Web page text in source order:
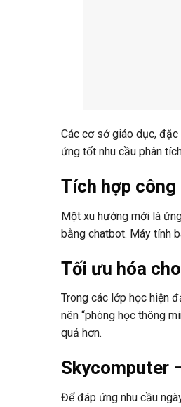
Các cơ sở giáo dục,
ứng tốt nhu cầu phân
Tích hợp
Một xu hướng mới là
bằng chatbot. Máy tính
Tối ưu hóa
Trong các lớp học hiện
nên “phòng học thông
quả hơn.
Skycomputer
Để đáp ứng nhu cầu